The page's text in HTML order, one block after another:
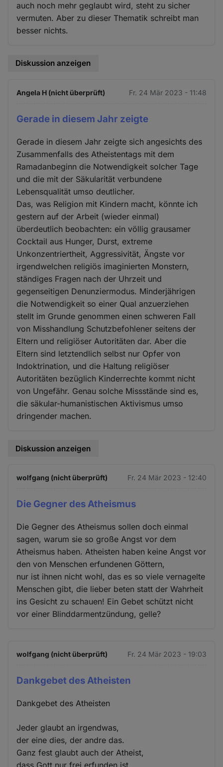
auch noch mehr geglaubt wird, steht zu sicher
vermuten. Aber zu dieser Thematik schreibt man
besser nichts.
Diskussion anzeigen
Angela H (nicht überprüft) Fr. 24 Mär 2023 - 11:48
Gerade in diesem Jahr zeigte
Gerade in diesem Jahr zeigte sich angesichts des
Zusammenfalls des Atheistentags mit dem
Ramadanbeginn die Notwendigkeit solcher Tage
und die mit der Säkularität verbundene
Lebensqualität umso deutlicher.
Das, was Religion mit Kindern macht, könnte ich
gestern auf der Arbeit (wieder einmal)
überdeutlich beobachten: ein völlig grausamer
Cocktail aus Hunger, Durst, extreme
Unkonzentriertheit, Aggressivität, Ängste vor
irgendwelchen religiös imaginierten Monstern,
ständiges Fragen nach der Uhrzeit und
gegenseitigen Denunziermodus. Minderjährigen
die Notwendigkeit so einer Qual anzuerziehen
stellt im Grunde genommen einen schweren Fall
von Misshandlung Schutzbefohlener seitens der
Eltern und religiöser Autoritäten dar. Aber die
Eltern sind letztendlich selbst nur Opfer von
Indoktrination, und die Haltung religiöser
Autoritäten bezüglich Kinderrechte kommt nicht
von Ungefähr. Genau solche Missstände sind es,
die säkular-humanistischen Aktivismus umso
dringender machen.
Diskussion anzeigen
wolfgang (nicht überprüft) Fr. 24 Mär 2023 - 12:40
Die Gegner des Atheismus
Die Gegner des Atheismus sollen doch einmal
sagen, warum sie so große Angst vor dem
Atheismus haben. Atheisten haben keine Angst vor
den von Menschen erfundenen Göttern,
nur ist ihnen nicht wohl, das es so viele vernagelte
Menschen gibt, die lieber beten statt der Wahrheit
ins Gesicht zu schauen! Ein Gebet schützt nicht
vor einer Blinddarmentzündung, gelle?
wolfgang (nicht überprüft) Fr. 24 Mär 2023 - 19:03
Dankgebet des Atheisten
Dankgebet des Atheisten
Jeder glaubt an irgendwas,
der eine dies, der andre das.
Ganz fest glaubt auch der Atheist,
dass Gott nur frei erfunden ist.